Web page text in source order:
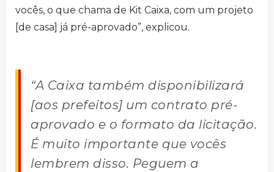
vocês, o que chama de Kit Caixa, com um projeto
[de casa] já pré-aprovado”, explicou.
“A Caixa também disponibilizará
[aos prefeitos] um contrato pré-
aprovado e o formato da licitação.
É muito importante que vocês
lembrem disso. Peguem a